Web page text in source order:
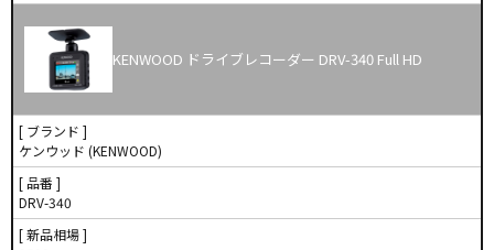
KENWOOD ドライブレコーダー DRV-340 Full HD
[ ブランド ]
ケンウッド (KENWOOD)
[ 品番 ]
DRV-340
[ 新品相場 ]